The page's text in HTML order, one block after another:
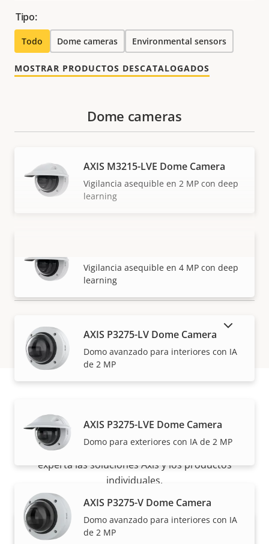
Tipo:
Todo Dome cameras Environmental sensors
MOSTRAR PRODUCTOS DESCATALOGADOS
VISUALIZAR MÁS
Dome cameras
AXIS M3215-LVE Dome Camera
Vigilancia asequible en 2 MP con deep
learning
Vigilancia asequible en 4 MP con deep
learning
AXIS P3275-LV Dome Camera
Domo avanzado para interiores con IA
de 2 MP
AXIS P3275-LVE Dome Camera
Domo para exteriores con IA de 2 MP
AXIS P3275-V Dome Camera
Domo avanzado para interiores con IA
de 2 MP
MOSTRAR PRODUCTOS DESCATALOGADOS
Cómo comprar
Nuestros socios fiables venden e instalan de forma
experta las soluciones Axis y los productos
individuales.